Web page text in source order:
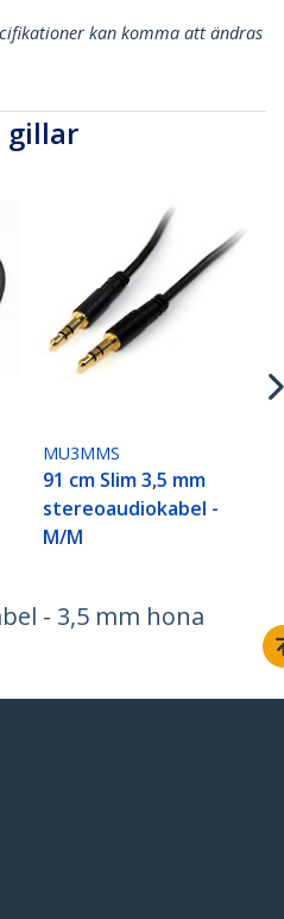
kan komma att ändras
gillar
MU3MMS
91 cm Slim 3,5 mm
stereoaudiokabel -
M/M
- 3,5 mm hona